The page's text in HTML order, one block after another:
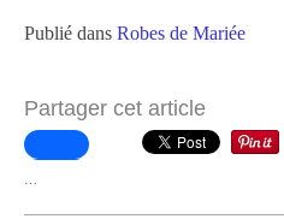
Publié dans Robes de Mariée
Partager cet article